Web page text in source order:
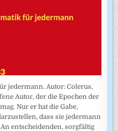
jedermann. Autor: Colerus,
Autor, der die Epochen der
Nur er hat die Gabe,
dass sie jedermann
entscheidenden, sorgfältig